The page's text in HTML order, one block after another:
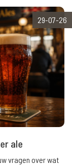
29-07-26
ale
vragen over wat